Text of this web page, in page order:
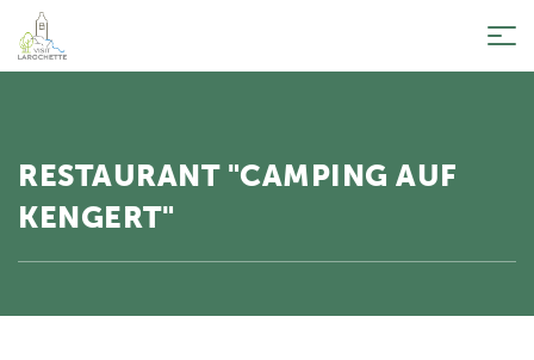
RESTAURANT "CAMPING AUF
KENGERT"